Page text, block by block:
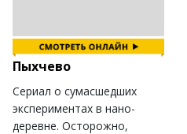
Пыхчево
Сериал о сумасшедших
экспериментах в нано-
деревне. Осторожно,